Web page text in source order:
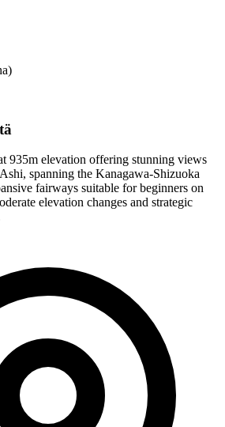
935m elevation offering stunning views
spanning the Kanagawa-Shizuoka
fairways suitable for beginners on
elevation changes and strategic